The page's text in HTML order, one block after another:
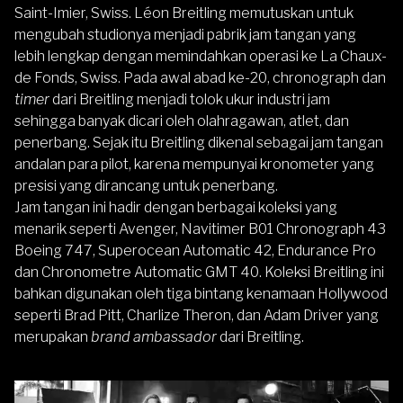
Saint-Imier, Swiss. Léon Breitling memutuskan untuk
mengubah studionya menjadi pabrik jam tangan yang
lebih lengkap dengan memindahkan operasi ke La Chaux-
de Fonds, Swiss. Pada awal abad ke-20, chronograph dan
timerdari Breitling menjadi tolok ukur industri jam
sehingga banyak dicari oleh olahragawan, atlet, dan
penerbang. Sejak itu Breitling dikenal sebagai jam tangan
andalan para pilot, karena mempunyai kronometer yang
presisi yang dirancang untuk penerbang.
Jam tangan ini hadir dengan berbagai koleksi yang
menarik seperti Avenger, Navitimer B01 Chronograph 43
Boeing 747, Superocean Automatic 42, Endurance Pro
dan Chronometre Automatic GMT 40. Koleksi Breitling ini
bahkan digunakan oleh tiga bintang kenamaan Hollywood
seperti Brad Pitt, Charlize Theron, dan Adam Driver yang
merupakan brand ambassadordari Breitling.